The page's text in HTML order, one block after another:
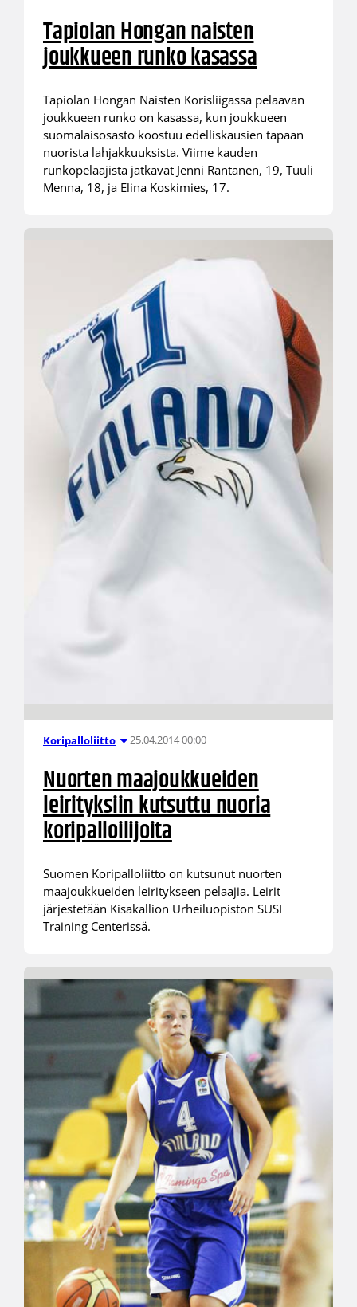
Tapiolan Hongan naisten
joukkueen runko kasassa
Tapiolan Hongan Naisten Korisliigassa pelaavan
joukkueen runko on kasassa, kun joukkueen
suomalaisosasto koostuu edelliskausien tapaan
nuorista lahjakkuuksista. Viime kauden
runkopelaajista jatkavat Jenni Rantanen, 19, Tuuli
Menna, 18, ja Elina Koskimies, 17.
Koripalloliitto 25.04.2014 00:00
Nuorten maajoukkueiden
leirityksiin kutsuttu nuoria
koripalloilijoita
Suomen Koripalloliitto on kutsunut nuorten
maajoukkueiden leiritykseen pelaajia. Leirit
järjestetään Kisakallion Urheiluopiston SUSI
Training Centerissä.